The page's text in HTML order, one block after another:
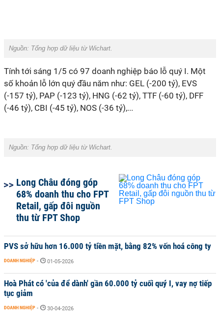
Nguồn: Tổng hợp dữ liệu từ Wichart.
Tính tới sáng 1/5 có 97 doanh nghiệp báo lỗ quý I. Một
số khoản lỗ lớn quý đầu năm như: GEL (-200 tỷ), EVS
(-157 tỷ), PAP (-123 tỷ), HNG (-62 tỷ), TTF (-60 tỷ), DFF
(-46 tỷ), CBI (-45 tỷ), NOS (-36 tỷ),...
Nguồn: Tổng hợp dữ liệu từ Wichart.
Long Châu đóng góp
68% doanh thu cho FPT
Retail, gấp đôi nguồn
thu từ FPT Shop
PVS sở hữu hơn 16.000 tỷ tiền mặt, bằng 82% vốn hoá công ty
DOANH NGHIỆP - 01-05-2026
Hoà Phát có 'của để dành' gần 60.000 tỷ cuối quý I, vay nợ tiếp
tục giảm
DOANH NGHIỆP - 30-04-2026